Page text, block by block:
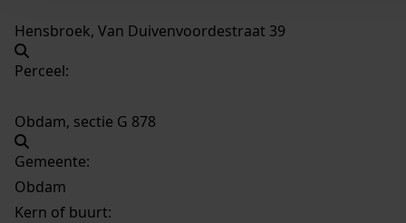
Hensbroek, Van Duivenvoordestraat 39
Perceel:
Obdam, sectie G 878
Gemeente:
Obdam
Kern of buurt: